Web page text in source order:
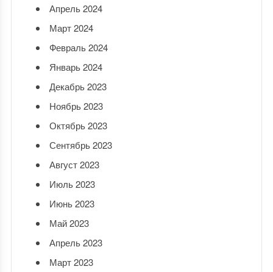
Апрель 2024
Март 2024
Февраль 2024
Январь 2024
Декабрь 2023
Ноябрь 2023
Октябрь 2023
Сентябрь 2023
Август 2023
Июль 2023
Июнь 2023
Май 2023
Апрель 2023
Март 2023